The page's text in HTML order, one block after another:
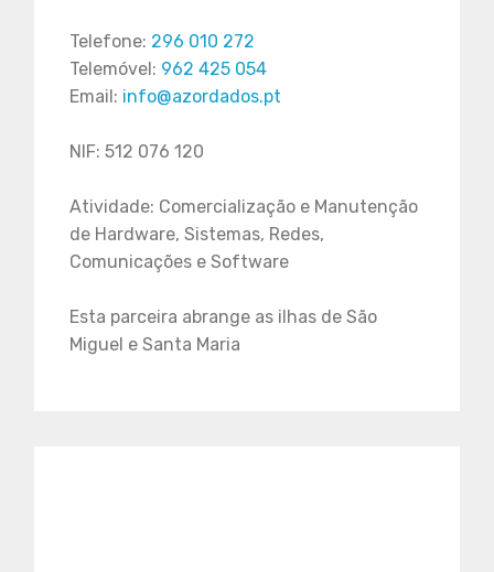
Telefone: 296 010 272
Telemóvel: 962 425 054
Email: info@azordados.pt
NIF: 512 076 120
Atividade: Comercialização e Manutenção
de Hardware, Sistemas, Redes,
Comunicações e Software
Esta parceira abrange as ilhas de São
Miguel e Santa Maria